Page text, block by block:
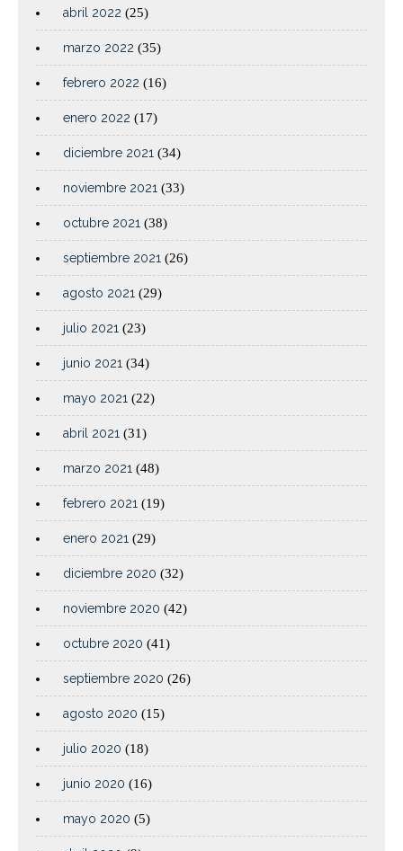
abril 2022 (25)
marzo 2022 (35)
febrero 2022 (16)
enero 2022 (17)
diciembre 2021 (34)
noviembre 2021 (33)
octubre 2021 (38)
septiembre 2021 (26)
agosto 2021 (29)
julio 2021 (23)
junio 2021 (34)
mayo 2021 (22)
abril 2021 (31)
marzo 2021 (48)
febrero 2021 (19)
enero 2021 (29)
diciembre 2020 (32)
noviembre 2020 (42)
octubre 2020 (41)
septiembre 2020 (26)
agosto 2020 (15)
julio 2020 (18)
junio 2020 (16)
mayo 2020 (5)